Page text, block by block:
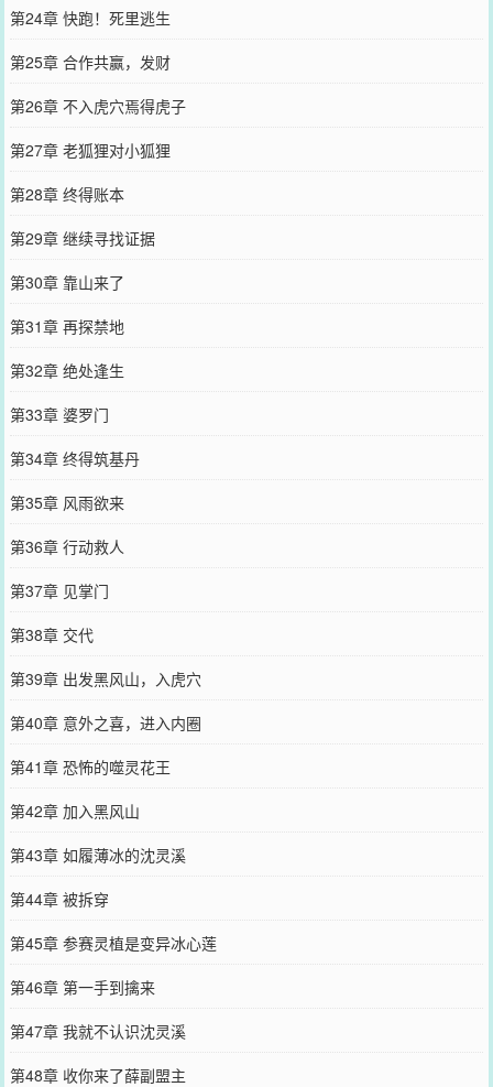
第24章 快跑！死里逃生
第25章 合作共赢，发财
第26章 不入虎穴焉得虎子
第27章 老狐狸对小狐狸
第28章 终得账本
第29章 继续寻找证据
第30章 靠山来了
第31章 再探禁地
第32章 绝处逢生
第33章 婆罗门
第34章 终得筑基丹
第35章 风雨欲来
第36章 行动救人
第37章 见掌门
第38章 交代
第39章 出发黑风山，入虎穴
第40章 意外之喜，进入内圈
第41章 恐怖的噬灵花王
第42章 加入黑风山
第43章 如履薄冰的沈灵溪
第44章 被拆穿
第45章 参赛灵植是变异冰心莲
第46章 第一手到擒来
第47章 我就不认识沈灵溪
第48章 收你来了薛副盟主